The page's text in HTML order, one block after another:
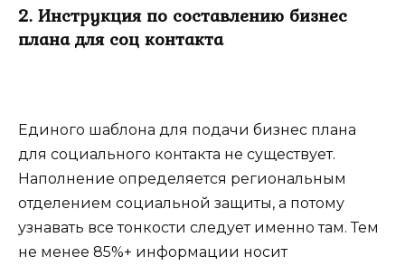
2. Инструкция по составлению бизнес
плана для соц контакта
Единого шаблона для подачи бизнес плана
для социального контакта не существует.
Наполнение определяется региональным
отделением социальной защиты, а потому
узнавать все тонкости следует именно там. Тем
не менее 85%+ информации носит